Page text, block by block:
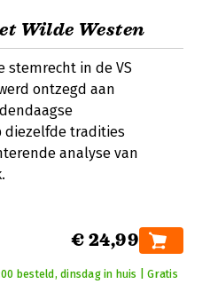
Wilde Westen
stemrecht in de VS
ontzegd aan
diezelfde tradities
analyse van
€ 24,99
besteld, dinsdag in huis | Gratis